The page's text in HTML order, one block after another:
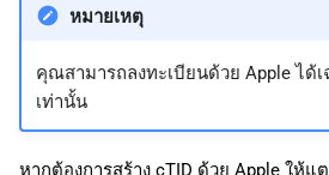
หมายเหตุ
คุณสามารถลงทะเบียนด้วย Apple ได้
เท่านั้น
หากต้องการสร้าง cTID ด้วย Apple ให้แ